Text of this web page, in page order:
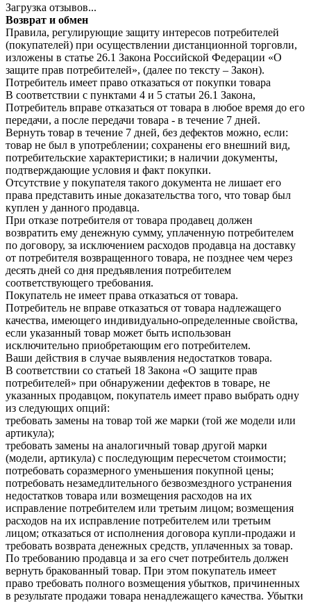
Загрузка отзывов...
Возврат и обмен
Правила, регулирующие защиту интересов потребителей
(покупателей) при осуществлении дистанционной торговли,
изложены в статье 26.1 Закона Российской Федерации «О
защите прав потребителей», (далее по тексту – Закон).
Потребитель имеет право отказаться от покупки товара
В соответствии с пунктами 4 и 5 статьи 26.1 Закона,
Потребитель вправе отказаться от товара в любое время до его
передачи, а после передачи товара - в течение 7 дней.
Вернуть товар в течение 7 дней, без дефектов можно, если:
товар не был в употреблении; сохранены его внешний вид,
потребительские характеристики; в наличии документы,
подтверждающие условия и факт покупки.
Отсутствие у покупателя такого документа не лишает его
права представить иные доказательства того, что товар был
куплен у данного продавца.
При отказе потребителя от товара продавец должен
возвратить ему денежную сумму, уплаченную потребителем
по договору, за исключением расходов продавца на доставку
от потребителя возвращенного товара, не позднее чем через
десять дней со дня предъявления потребителем
соответствующего требования.
Покупатель не имеет права отказаться от товара.
Потребитель не вправе отказаться от товара надлежащего
качества, имеющего индивидуально-определенные свойства,
если указанный товар может быть использован
исключительно приобретающим его потребителем.
Ваши действия в случае выявления недостатков товара.
В соответствии со статьей 18 Закона «О защите прав
потребителей» при обнаружении дефектов в товаре, не
указанных продавцом, покупатель имеет право выбрать одну
из следующих опций:
требовать замены на товар той же марки (той же модели или
артикула);
требовать замены на аналогичный товар другой марки
(модели, артикула) с последующим пересчетом стоимости;
потребовать соразмерного уменьшения покупной цены;
потребовать незамедлительного безвозмездного устранения
недостатков товара или возмещения расходов на их
исправление потребителем или третьим лицом; возмещения
расходов на их исправление потребителем или третьим
лицом; отказаться от исполнения договора купли-продажи и
требовать возврата денежных средств, уплаченных за товар.
По требованию продавца и за его счет потребитель должен
вернуть бракованный товар. При этом покупатель имеет
право требовать полного возмещения убытков, причиненных
в результате продажи товара ненадлежащего качества. Убытки